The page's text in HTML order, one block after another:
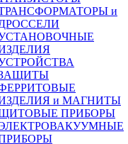
и
и МАГНИТЫ
ПРИБОРЫ